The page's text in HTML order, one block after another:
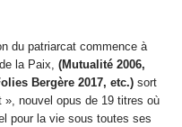
du patriarcat commence à
la Paix,(Mutualité 2006,
Bergère 2017, etc.)sort
», nouvel opus de 19 titres où
pour la vie sous toutes ses